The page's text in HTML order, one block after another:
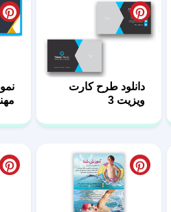
دانلود طرح کارت
ویزیت 3